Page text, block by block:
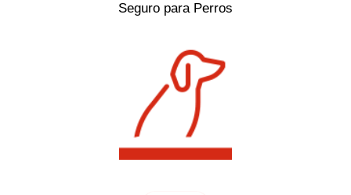
Seguro para Perros